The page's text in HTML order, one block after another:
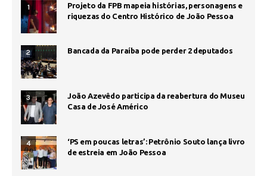
1
Projeto da FPB mapeia histórias, personagens e
riquezas do Centro Histórico de João Pessoa
2 Bancada da Paraíba pode perder 2 deputados
3
João Azevêdo participa da reabertura do Museu
Casa de José Américo
4
‘PS em poucas letras’: Petrônio Souto lança livro
de estreia em João Pessoa